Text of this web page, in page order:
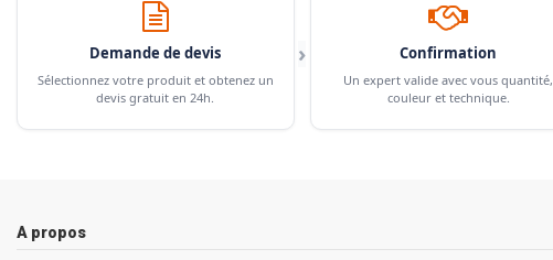
Demande de devis
Sélectionnez votre produit et obtenez un
devis gratuit en 24h.
› Confirmation
Un expert valide avec vous quantité,
couleur et technique.
A propos